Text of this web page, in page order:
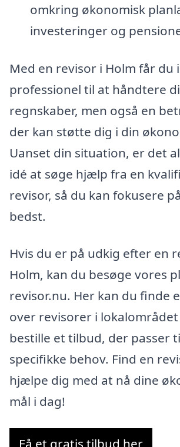
omkring økonomisk
investeringer og
Med en revisor i Holm får du
professionel til at håndtere
regnskaber, men også en
der kan støtte dig i din
Uanset din situation, er det
idé at søge hjælp fra en
revisor, så du kan fokusere
bedst.
Hvis du er på udkig efter en
Holm, kan du besøge vores
revisor.nu. Her kan du finde
over revisorer i
bestille et tilbud, der passer
specifikke behov. Find en
hjælpe dig med at nå dine
mål i dag!
Få et gratis tilbud her